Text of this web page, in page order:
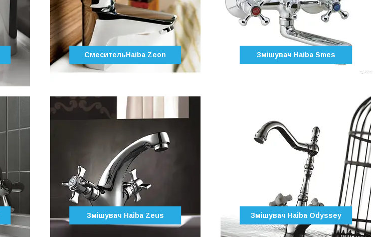
СмесительHaiba Zeon Змішувач Haiba Smes
Змішувач Haiba Zeus Змішувач Haiba Odyssey